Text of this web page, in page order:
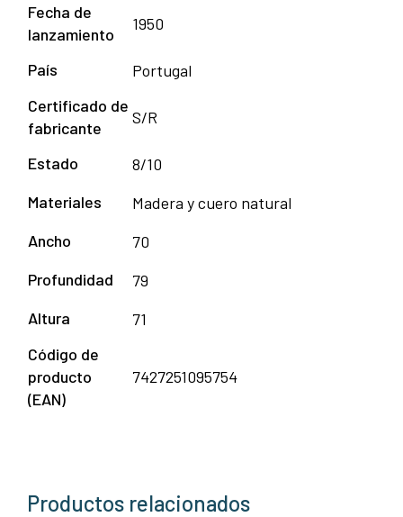
Fecha de
lanzamiento
1950
País
Portugal
Certificado de
fabricante
S/R
Estado
8/10
Materiales
Madera y cuero natural
Ancho
70
Profundidad
79
Altura
71
Código de
producto
(EAN)
7427251095754
Productos relacionados